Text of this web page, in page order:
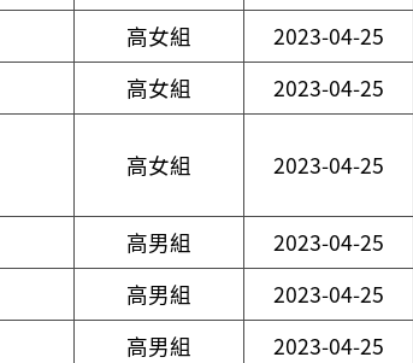
高女組 2023-04-25
高女組 2023-04-25
高女組 2023-04-25
高男組 2023-04-25
高男組 2023-04-25
高男組 2023-04-25